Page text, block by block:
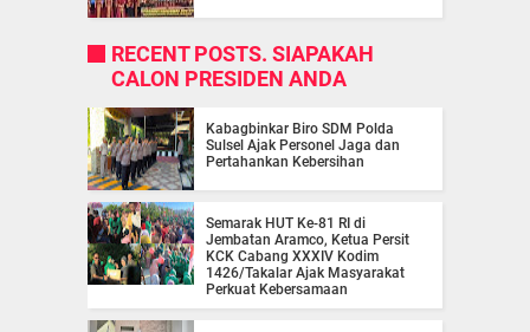
RECENT POSTS. SIAPAKAH
CALON PRESIDEN ANDA
Kabagbinkar Biro SDM Polda
Sulsel Ajak Personel Jaga dan
Pertahankan Kebersihan
Semarak HUT Ke-81 RI di
Jembatan Aramco, Ketua Persit
KCK Cabang XXXIV Kodim
1426/Takalar Ajak Masyarakat
Perkuat Kebersamaan